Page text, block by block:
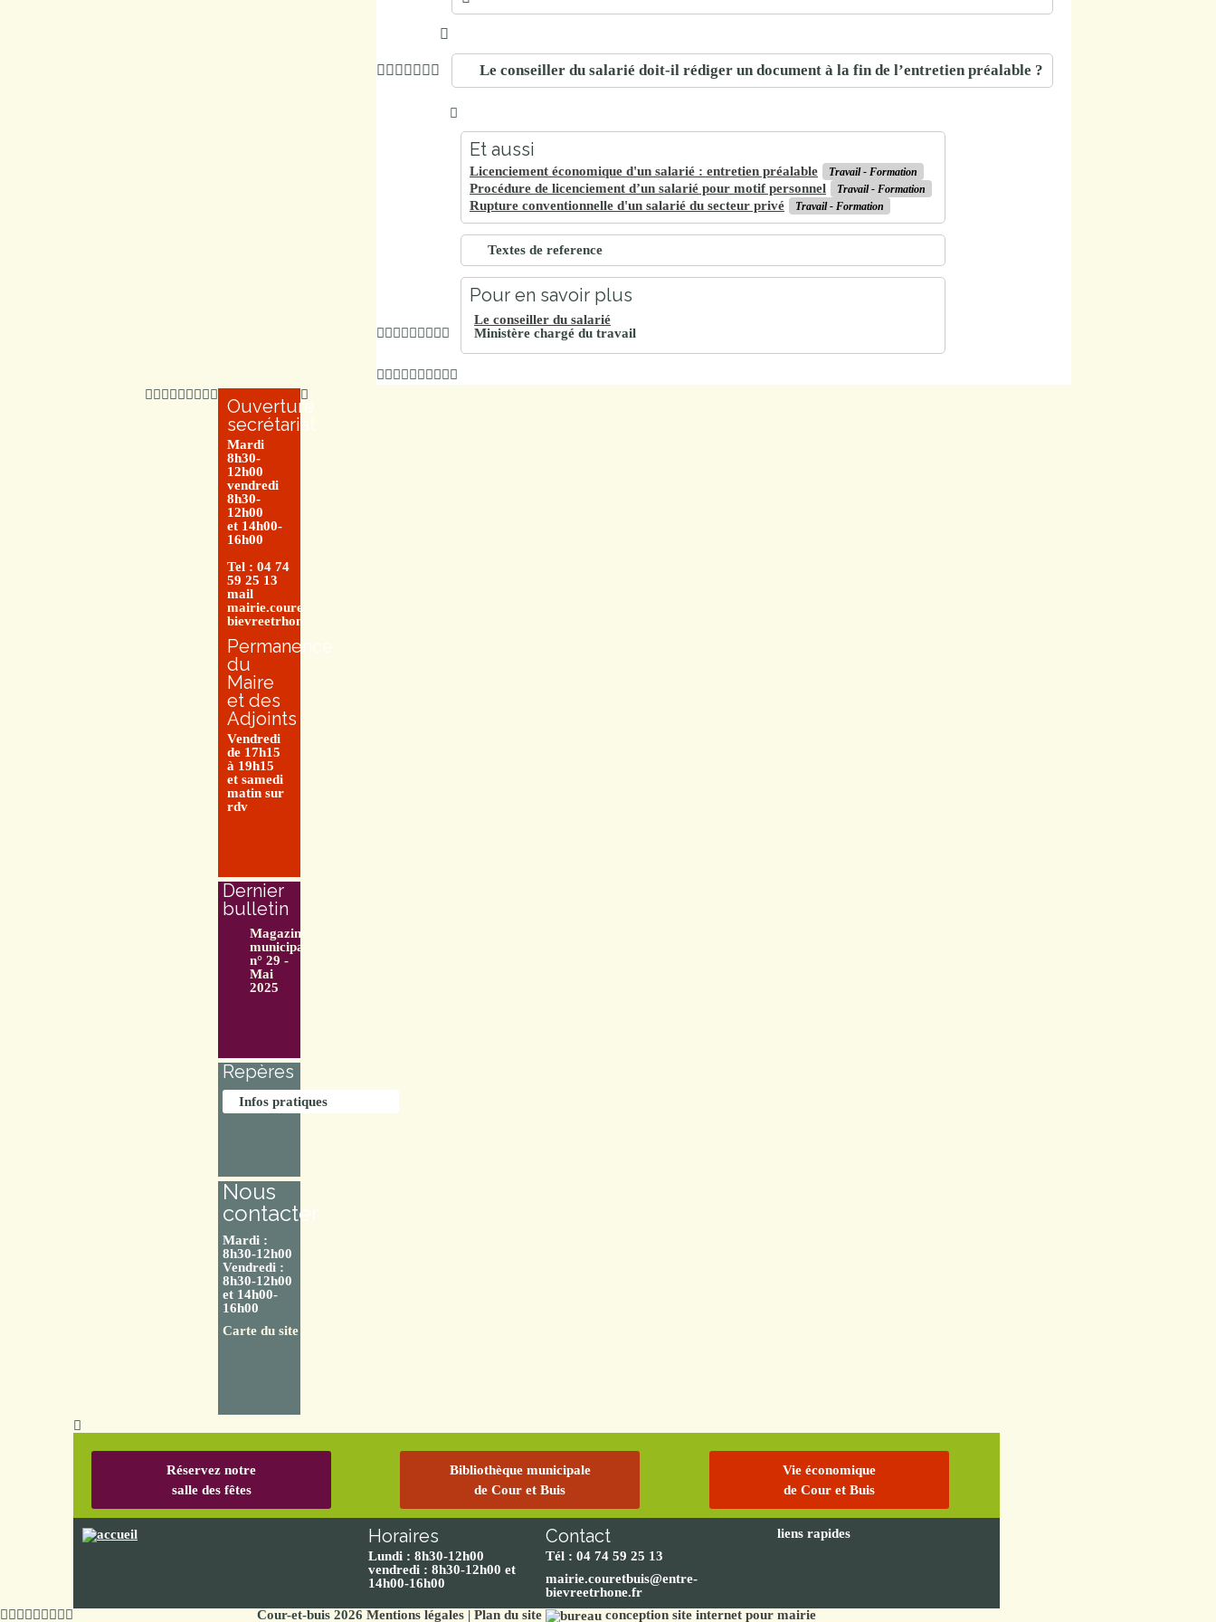
Le conseiller du salarié doit-il rédiger un document à la fin de l’entretien préalable ?
Et aussi
Licenciement économique d'un salarié : entretien préalable Travail - Formation
Procédure de licenciement d’un salarié pour motif personnel Travail - Formation
Rupture conventionnelle d'un salarié du secteur privé Travail - Formation
Textes de reference
Pour en savoir plus
Le conseiller du salarié
Ministère chargé du travail
Ouverture
secrétariat
Mardi
8h30-
12h00
vendredi
8h30-
12h00
et 14h00-
16h00
Tel : 04 74
59 25 13
mail
mairie.couretbuis@entre-
bievreetrhone.fr
Permanence
du
Maire
et des
Adjoints
Vendredi
de 17h15
à 19h15
et samedi
matin sur
rdv
Dernier
bulletin
Magazine
municipal
n° 29 -
Mai
2025
Repères
Infos pratiques
Nous
contacter
Mardi :
8h30-12h00
Vendredi :
8h30-12h00
et 14h00-
16h00
Carte du site
Réservez notre
salle des fêtes
Bibliothèque municipale
de Cour et Buis
Vie économique
de Cour et Buis
Horaires
Lundi : 8h30-12h00
vendredi : 8h30-12h00 et
14h00-16h00
Contact
Tél : 04 74 59 25 13
mairie.couretbuis@entre-
bievreetrhone.fr
liens rapides
Cour-et-buis 2026 Mentions légales | Plan du site conception site internet pour mairie